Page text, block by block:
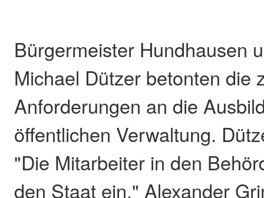
Bürgermeister Hundhausen
Michael Dützer betonten die
Anforderungen an die
öffentlichen Verwaltung.
"Die Mitarbeiter in den
den Staat ein." Alexander